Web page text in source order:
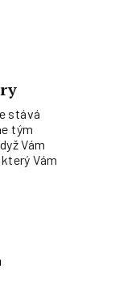
stává
tým
Vám
Vám